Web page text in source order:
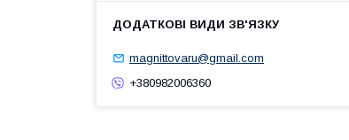
magnittovaru@gmail.com
+380982006360